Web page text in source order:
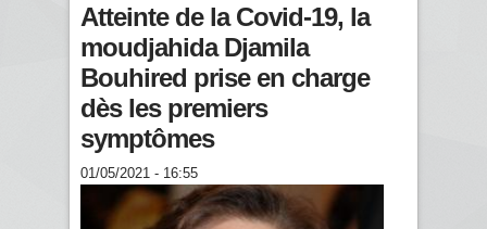
Atteinte de la Covid-19, la
moudjahida Djamila
Bouhired prise en charge
dès les premiers
symptômes
01/05/2021 - 16:55